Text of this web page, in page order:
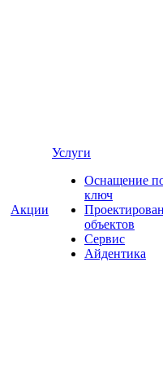
Акции
Услуги
Оснащение
ключ
объектов
Сервис
Айдентика